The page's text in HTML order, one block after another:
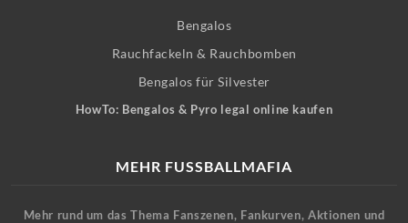
Bengalos
Rauchfackeln & Rauchbomben
Bengalos für Silvester
HowTo: Bengalos & Pyro legal online kaufen
MEHR FUSSBALLMAFIA
Mehr rund um das Thema Fanszenen, Fankurven, Aktionen und